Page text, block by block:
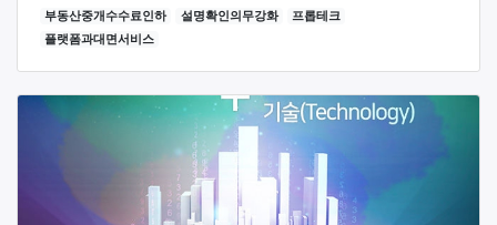
부동산중개수수료인하 설명확인의무강화
프롭테크
플랫폼과대면서비스